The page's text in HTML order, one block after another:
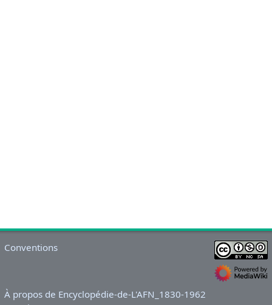
Conventions
À propos de Encyclopédie-de-L'AFN_1830-1962